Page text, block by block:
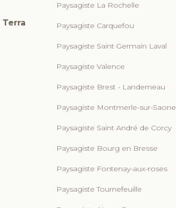
Paysagiste La Rochelle
Paysagiste Carquefou
Paysagiste Saint Germain Laval
Paysagiste Valence
Paysagiste Brest - Landerneau
Paysagiste Montmerle-sur-Saone
Paysagiste Saint André de Corcy
Paysagiste Bourg en Bresse
Paysagiste Fontenay-aux-roses
Paysagiste Tournefeuille